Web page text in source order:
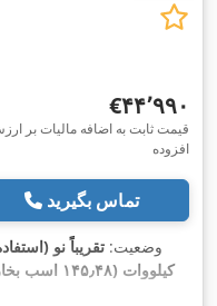
‎€۴۴٬۹۹۰
قیمت ثابت به اضافه مالیات بر
افزوده
تماس بگیرید
وضعیت: تقریباً نو
کیلووات (۱۴۵٫۴۸ اسب بخار)